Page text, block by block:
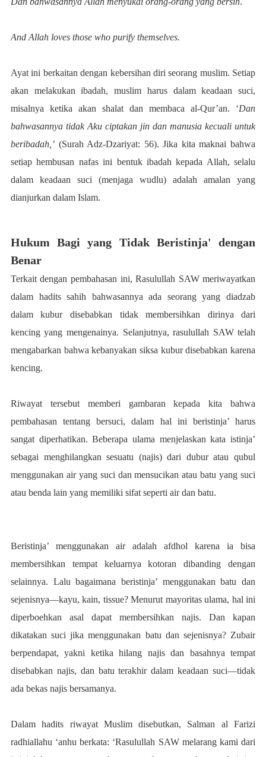
And Allah loves those who purify themselves.
Ayat ini berkaitan dengan kebersihan diri seorang muslim. Setiap
akan melakukan ibadah, muslim harus dalam keadaan suci,
misalnya ketika akan shalat dan membaca al-Qur’an. ‘Dan
bahwasannya tidak Aku ciptakan jin dan manusia kecuali untuk
beribadah,’(Surah Adz-Dzariyat: 56). Jika kita maknai bahwa
setiap hembusan nafas ini bentuk ibadah kepada Allah, selalu
dalam keadaan suci (menjaga wudlu) adalah amalan yang
dianjurkan dalam Islam.
Hukum Bagi yang Tidak Beristinja' dengan
Benar
Terkait dengan pembahasan ini, Rasulullah SAW meriwayatkan
dalam hadits sahih bahwasannya ada seorang yang diadzab
dalam kubur disebabkan tidak membersihkan dirinya dari
kencing yang mengenainya. Selanjutnya, rasulullah SAW telah
mengabarkan bahwa kebanyakan siksa kubur disebabkan karena
kencing.
Riwayat tersebut memberi gambaran kepada kita bahwa
pembahasan tentang bersuci, dalam hal ini beristinja’ harus
sangat diperhatikan. Beberapa ulama menjelaskan kata istinja’
sebagai menghilangkan sesuatu (najis) dari dubur atau qubul
menggunakan air yang suci dan mensucikan atau batu yang suci
atau benda lain yang memiliki sifat seperti air dan batu.
Beristinja’ menggunakan air adalah afdhol karena ia bisa
membersihkan tempat keluarnya kotoran dibanding dengan
selainnya. Lalu bagaimana beristinja’ menggunakan batu dan
sejenisnya—kayu, kain, tissue? Menurut mayoritas ulama, hal ini
diperboehkan asal dapat membersihkan najis. Dan kapan
dikatakan suci jika menggunakan batu dan sejenisnya? Zubair
berpendapat, yakni ketika hilang najis dan basahnya tempat
disebabkan najis, dan batu terakhir dalam keadaan suci—tidak
ada bekas najis bersamanya.
Dalam hadits riwayat Muslim disebutkan, Salman al Farizi
radhiallahu ‘anhu berkata: ‘Rasulullah SAW melarang kami dari